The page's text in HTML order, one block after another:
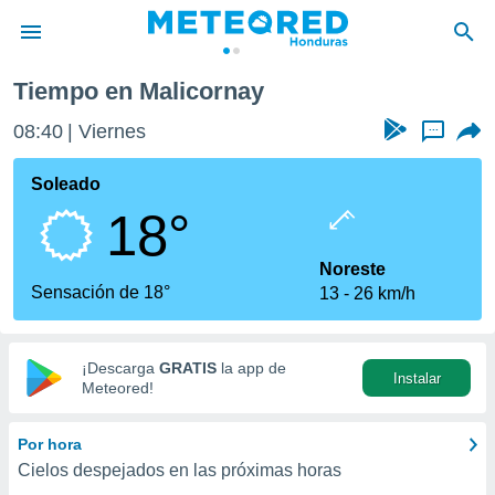
de
ha sido
calidad.
a este
las
y
digital
basada
Tiempo en Malicornay
08:40 Viernes ...
Soleado
18°
Sensación de 18°
Noreste
13
26 km/h
¡Descarga GRATIS la app de
Meteored!
Instalar
Por hora
Cielos despejados en las próximas horas